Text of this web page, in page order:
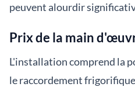
peuvent alourdir
Prix de la main
L'installation comprend la
le raccordement